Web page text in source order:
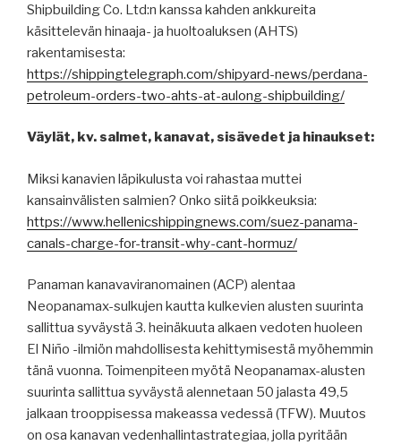
Shipbuilding Co. Ltd:n kanssa kahden ankkureita
käsittelevän hinaaja- ja huoltoaluksen (AHTS)
rakentamisesta:
https://shippingtelegraph.com/shipyard-news/perdana-
petroleum-orders-two-ahts-at-aulong-shipbuilding/
Väylät, kv. salmet, kanavat, sisävedet ja hinaukset:
Miksi kanavien läpikulusta voi rahastaa muttei
kansainvälisten salmien? Onko siitä poikkeuksia:
https://www.hellenicshippingnews.com/suez-panama-
canals-charge-for-transit-why-cant-hormuz/
Panaman kanavaviranomainen (ACP) alentaa
Neopanamax-sulkujen kautta kulkevien alusten suurinta
sallittua syväystä 3. heinäkuuta alkaen vedoten huoleen
El Niño -ilmiön mahdollisesta kehittymisestä myöhemmin
tänä vuonna. Toimenpiteen myötä Neopanamax-alusten
suurinta sallittua syväystä alennetaan 50 jalasta 49,5
jalkaan trooppisessa makeassa vedessä (TFW). Muutos
on osa kanavan vedenhallintastrategiaa, jolla pyritään